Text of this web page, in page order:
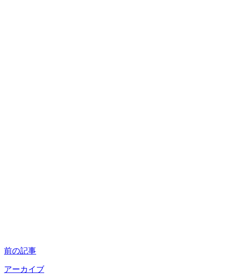
前の記事
アーカイブ